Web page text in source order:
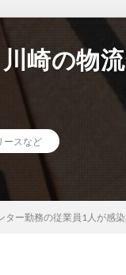
崎の物
ースなど
ター勤務の従業員1人が感